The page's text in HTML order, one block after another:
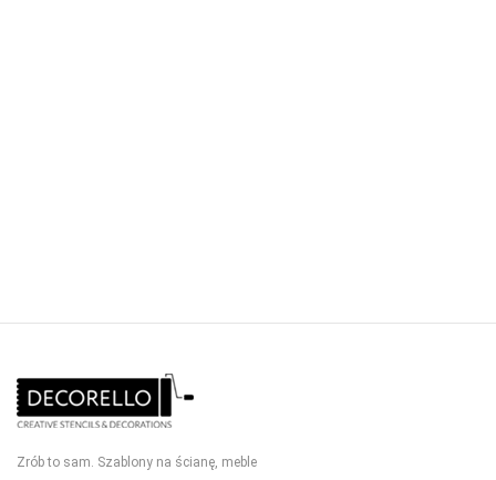
Zrób to sam. Szablony na ścianę, meble